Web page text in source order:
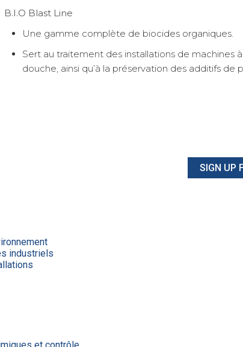
B.I.O Blast Line
Une gamme complète de biocides organiques.
Sert au traitement des installations de machines
douche, ainsi qu’à la préservation des additifs de
SIGN UP
industriels